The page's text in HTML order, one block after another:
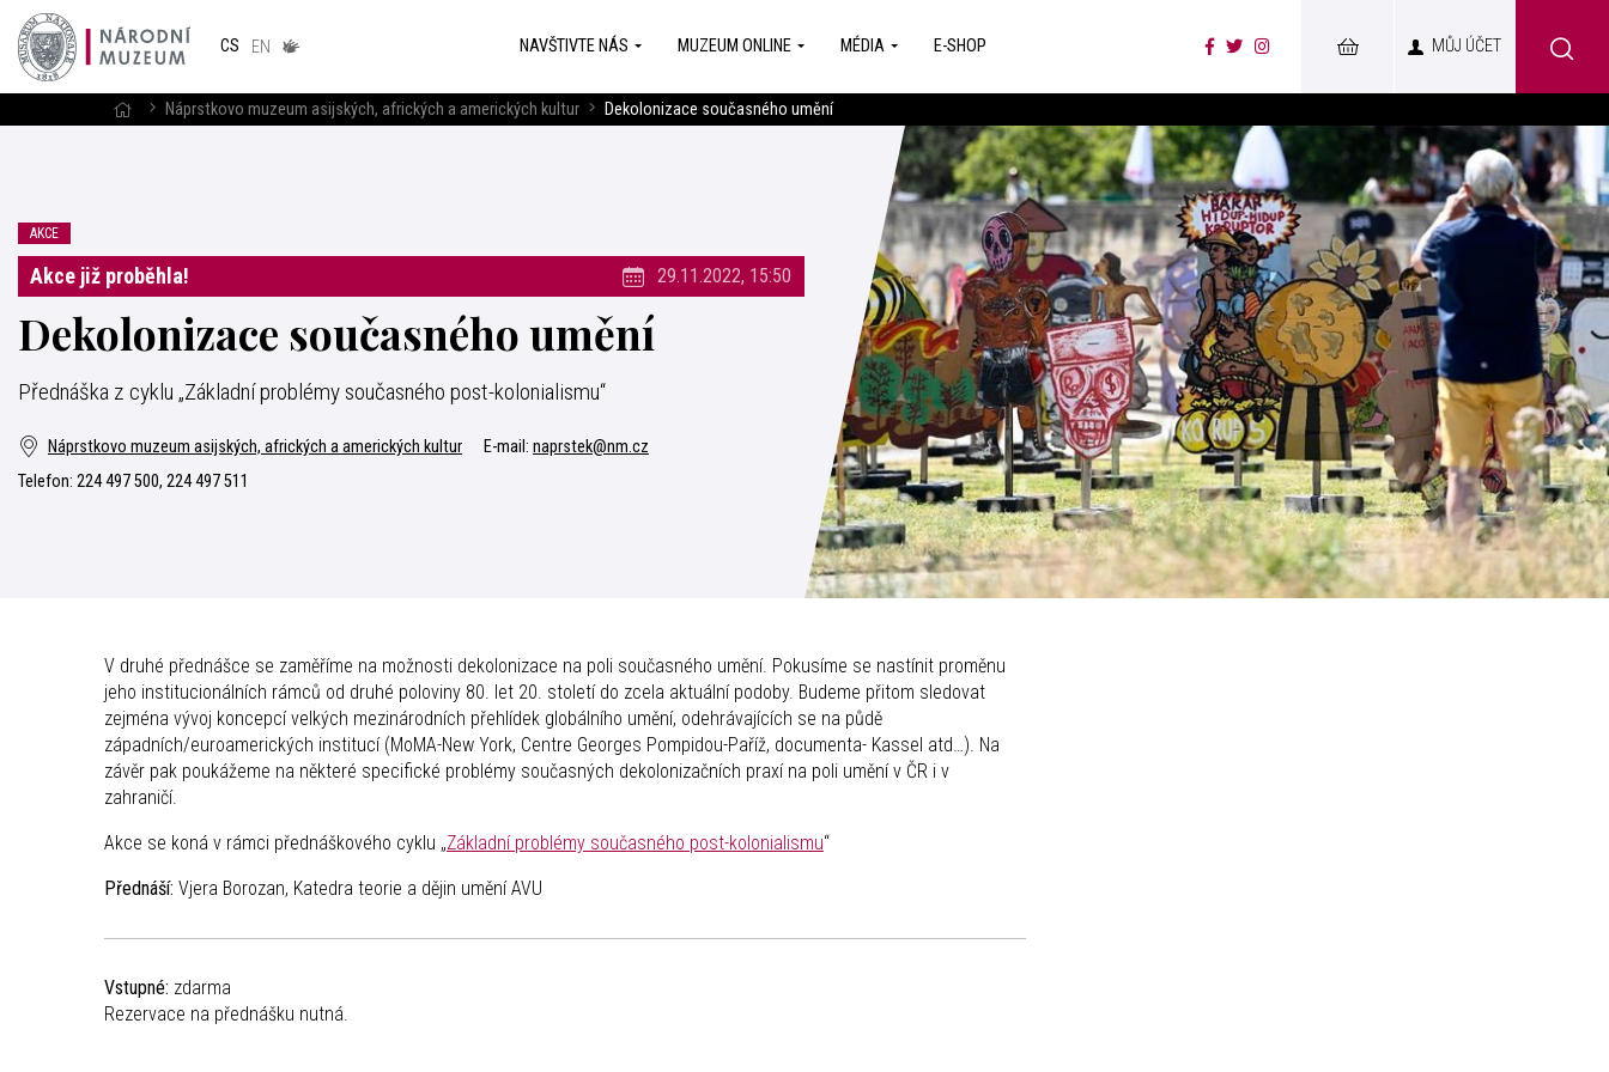
CS EN
v českém
NAVŠTIVTE NÁS MUZEUM ONLINE MÉDIA E-SHOP MŮJ ÚČET
Náprstkovo muzeum asijských, afrických a amerických kultur Dekolonizace současného umění
AKCE
Akce již proběhla! 29.11.2022, 15:50
Dekolonizace současného umění
Přednáška z cyklu „Základní problémy současného post-kolonialismu“
Náprstkovo muzeum asijských, afrických a amerických kultur E-mail: naprstek@nm.cz
Telefon: 224 497 500, 224 497 511
V druhé přednášce se zaměříme na možnosti dekolonizace na poli současného umění. Pokusíme se nastínit proměnu
jeho institucionálních rámců od druhé poloviny 80. let 20. století do zcela aktuální podoby. Budeme přitom sledovat
zejména vývoj koncepcí velkých mezinárodních přehlídek globálního umění, odehrávajících se na půdě
západních/euroamerických institucí (MoMA-New York, Centre Georges Pompidou-Paříž, documenta- Kassel atd…). Na
závěr pak poukážeme na některé specifické problémy současných dekolonizačních praxí na poli umění v ČR i v
zahraničí.
Akce se koná v rámci přednáškového cyklu „Základní problémy současného post-kolonialismu“
Přednáší: Vjera Borozan, Katedra teorie a dějin umění AVU
Vstupné: zdarma
Rezervace na přednášku nutná.